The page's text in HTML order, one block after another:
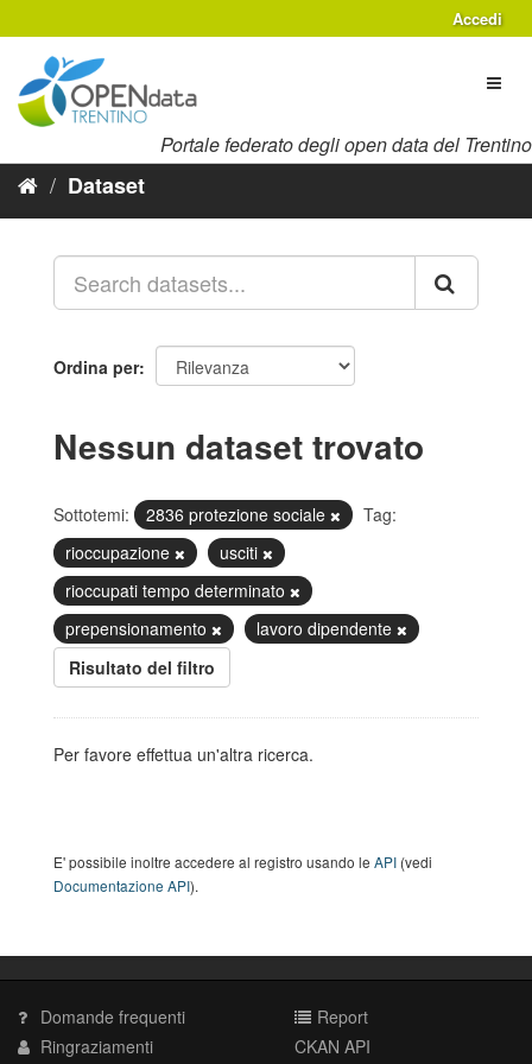
al
contenuto
Accedi
Portale federato degli open data del Trentino
Dataset
Ordina per
Nessun dataset trovato
Sottotemi: 2836 protezione sociale
Tag:
rioccupazione
usciti
rioccupati tempo determinato
prepensionamento
lavoro dipendente
Risultato del filtro
Per favore effettua un'altra ricerca.
E' possibile inoltre accedere al registro usando le API (vedi
Documentazione API).
Domande frequenti
Ringraziamenti
Report
CKAN API